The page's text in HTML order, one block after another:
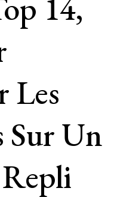
Les
Sur Un